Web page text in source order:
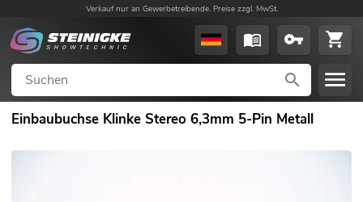
Verkauf nur an Gewerbetreibende. Preise zzgl. MwSt.
Einbaubuchse Klinke Stereo 6,3mm 5-Pin Metall